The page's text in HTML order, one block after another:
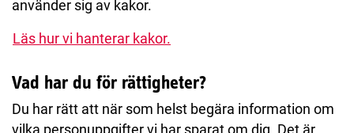
använder sig av kakor.
Läs hur vi hanterar kakor.
Vad har du för rättigheter?
Du har rätt att när som helst begära information om
vilka personuppgifter vi har sparat om dig. Det är